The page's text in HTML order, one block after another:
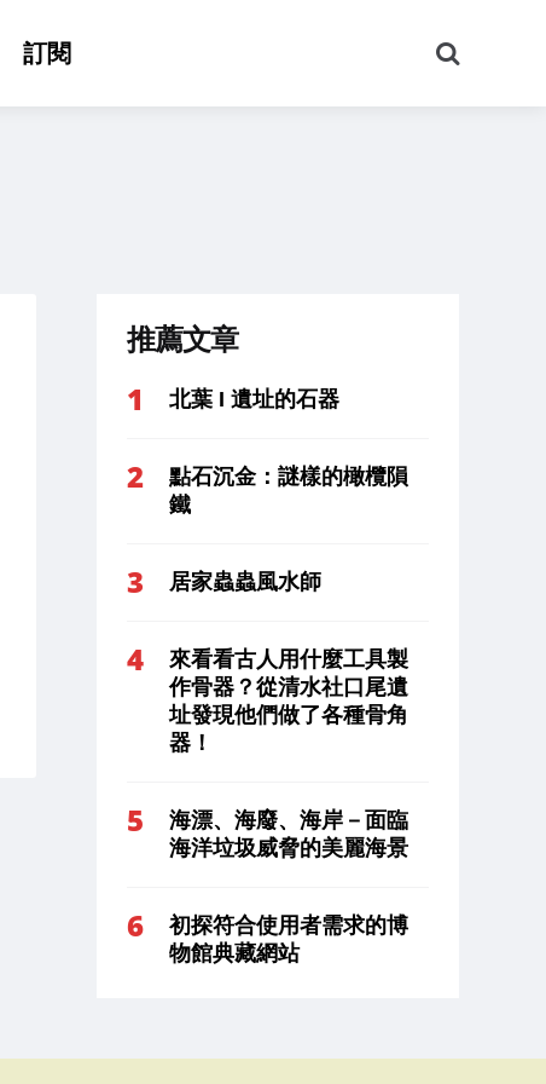
訂閱
尋
推薦文章
北葉 I 遺址的石器
點石沉金：謎樣的橄欖隕
鐵
居家蟲蟲風水師
來看看古人用什麼工具製
作骨器？從清水社口尾遺
址發現他們做了各種骨角
器！
海漂、海廢、海岸－面臨
海洋垃圾威脅的美麗海景
初探符合使用者需求的博
物館典藏網站